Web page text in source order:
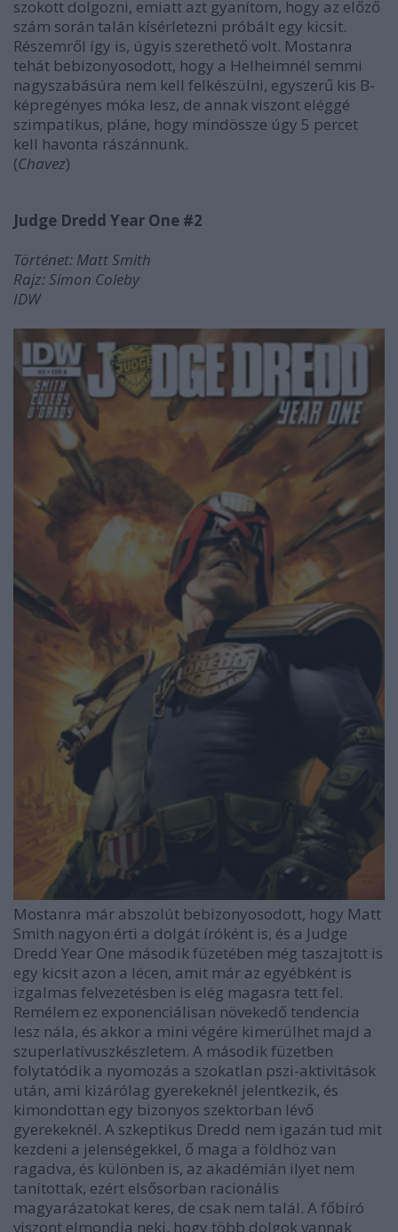
szokott dolgozni, emiatt azt gyanítom, hogy az előző
szám során talán kísérletezni próbált egy kicsit.
Részemről így is, úgyis szerethető volt. Mostanra
tehát bebizonyosodott, hogy a Helheimnél semmi
nagyszabásúra nem kell felkészülni, egyszerű kis B-
képregényes móka lesz, de annak viszont eléggé
szimpatikus, pláne, hogy mindössze úgy 5 percet
kell havonta rászánnunk.
(Chavez)
Judge Dredd Year One #2
Történet: Matt Smith
Rajz: Simon Coleby
IDW
Mostanra már abszolút bebizonyosodott, hogy Matt
Smith nagyon érti a dolgát íróként is, és a Judge
Dredd Year One második füzetében még taszajtott is
egy kicsit azon a lécen, amit már az egyébként is
izgalmas felvezetésben is elég magasra tett fel.
Remélem ez exponenciálisan növekedő tendencia
lesz nála, és akkor a mini végére kimerülhet majd a
szuperlatívuszkészletem. A második füzetben
folytatódik a nyomozás a szokatlan pszi-aktivitások
után, ami kizárólag gyerekeknél jelentkezik, és
kimondottan egy bizonyos szektorban lévő
gyerekeknél. A szkeptikus Dredd nem igazán tud mit
kezdeni a jelenségekkel, ő maga a földhöz van
ragadva, és különben is, az akadémián ilyet nem
tanítottak, ezért elsősorban racionális
magyarázatokat keres, de csak nem talál. A főbíró
viszont elmondja neki, hogy több dolgok vannak